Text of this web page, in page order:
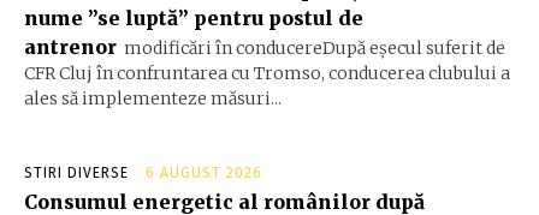
nume ”se luptă” pentru postul de
antrenor modificări în conducereDupă eșecul suferit de
CFR Cluj în confruntarea cu Tromso, conducerea clubului a
ales să implementeze măsuri...
STIRI DIVERSE 6 AUGUST 2026
Consumul energetic al românilor după